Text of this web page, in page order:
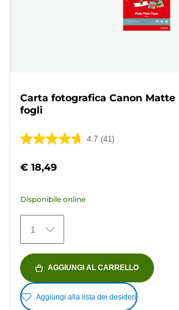
Carta fotografica Canon Matte
fogli
4.7 (41)
4.7
5
41
recensioni
€ 18,49
Disponibile online
1
AGGIUNGI AL CARRELLO
Aggiungi alla lista dei desideri